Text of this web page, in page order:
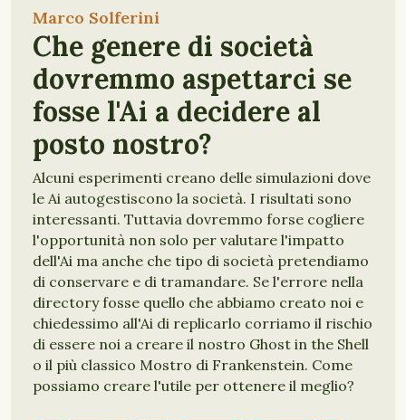
Marco Solferini
Che genere di società
dovremmo aspettarci se
fosse l'Ai a decidere al
posto nostro?
Alcuni esperimenti creano delle simulazioni dove
le Ai autogestiscono la società. I risultati sono
interessanti. Tuttavia dovremmo forse cogliere
l'opportunità non solo per valutare l'impatto
dell'Ai ma anche che tipo di società pretendiamo
di conservare e di tramandare. Se l'errore nella
directory fosse quello che abbiamo creato noi e
chiedessimo all'Ai di replicarlo corriamo il rischio
di essere noi a creare il nostro Ghost in the Shell
o il più classico Mostro di Frankenstein. Come
possiamo creare l'utile per ottenere il meglio?